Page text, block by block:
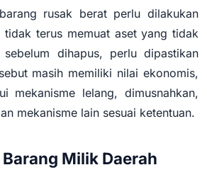
rusak berat perlu dilakukan
terus memuat aset yang tidak
dihapus, perlu dipastikan
masih memiliki nilai ekonomis,
mekanisme lelang, dimusnahkan,
mekanisme lain sesuai ketentuan.
Milik Daerah